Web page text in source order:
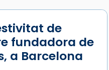
de
fundadora de
a Barcelona